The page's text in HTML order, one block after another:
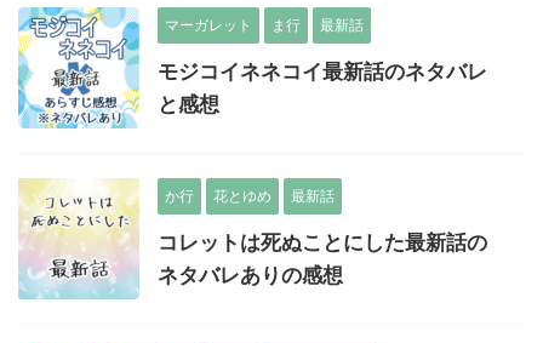
マーガレット ま行 最新話
モジコイネネコイ最新話のネタバレ
と感想
か行 花とゆめ 最新話
コレットは死ぬことにした最新話の
ネタバレありの感想